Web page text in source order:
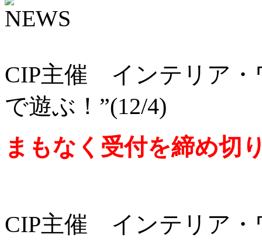
NEWS
CIP主催 インテリア・
で遊ぶ！”(12/4)
まもなく受付を締め切
CIP主催 インテリア・